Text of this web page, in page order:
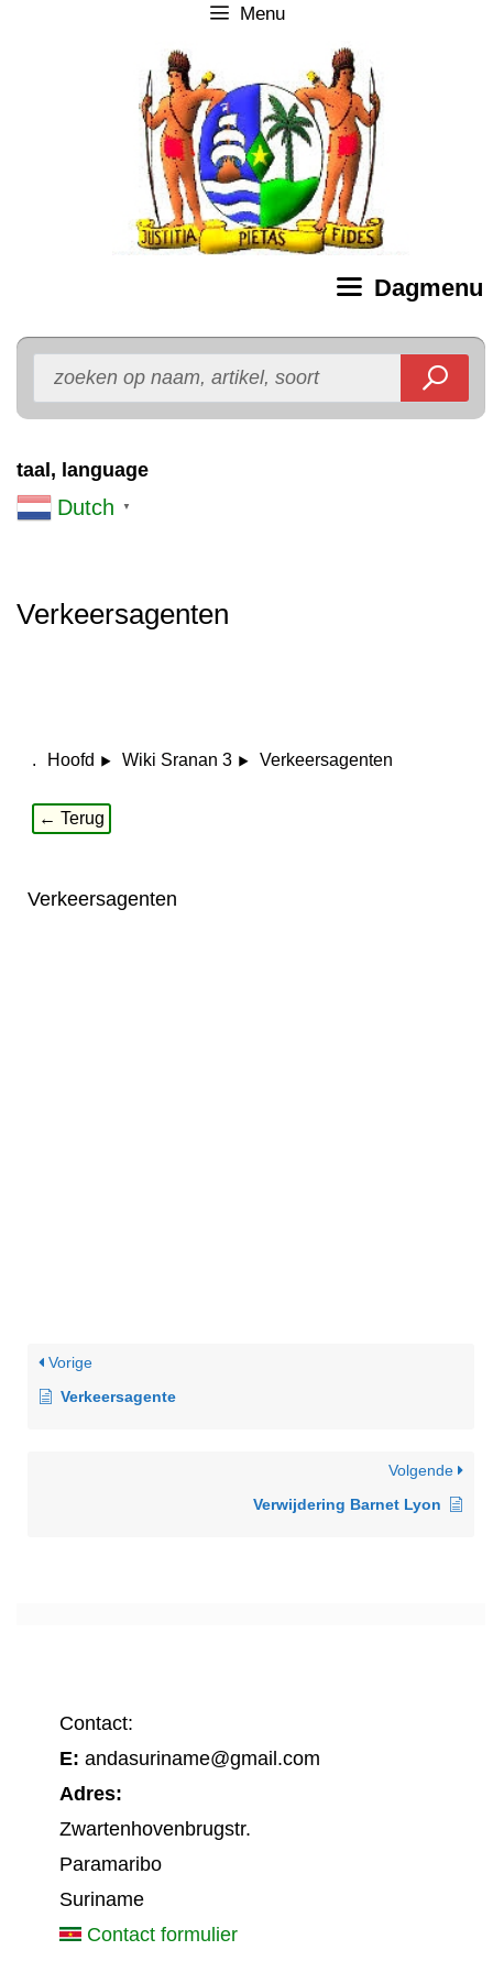
Menu
Dagmenu
taal, language
Dutch ▼
Verkeersagenten
. Hoofd Wiki Sranan 3 Verkeersagenten
← Terug
Verkeersagenten
Vorige
Verkeersagente
Volgende
Verwijdering Barnet Lyon
Contact:
E: andasuriname@gmail.com
Adres:
Zwartenhovenbrugstr.
Paramaribo
Suriname
Contact formulier